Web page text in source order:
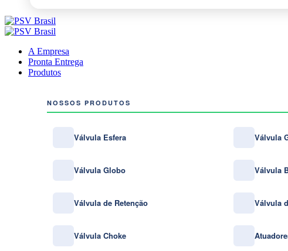
A Empresa
Pronta Entrega
Produtos
NOSSOS PRODUTOS
Válvula Esfera Válvula
Válvula Globo Válvula
Válvula de Retenção Válvula
Válvula Choke